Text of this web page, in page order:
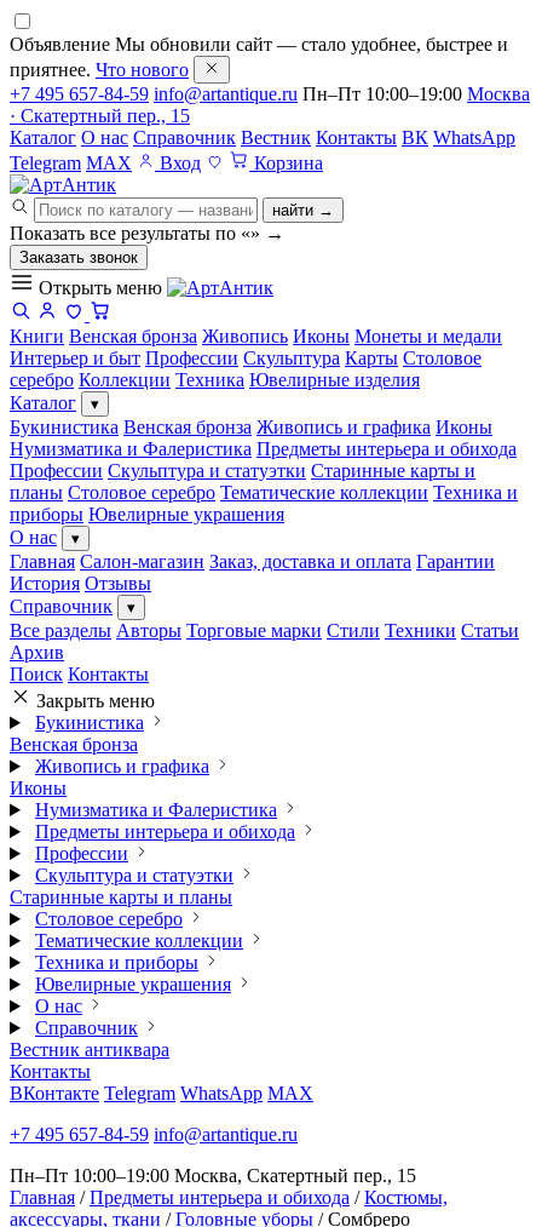
Объявление Мы обновили сайт — стало удобнее, быстрее и
приятнее. Что нового
+7 495 657-84-59 info@artantique.ru Пн–Пт 10:00–19:00 Москва
· Скатертный пер., 15
Каталог О нас Справочник Вестник Контакты ВК WhatsApp
Telegram MAX Вход Корзина
найти →
Показать все результаты по «» →
Заказать звонок
Открыть меню
Книги Венская бронза Живопись Иконы Монеты и медали
Интерьер и быт Профессии Скульптура Карты Столовое
серебро Коллекции Техника Ювелирные изделия
Каталог
▾
Букинистика Венская бронза Живопись и графика Иконы
Нумизматика и Фалеристика Предметы интерьера и обихода
Профессии Скульптура и статуэтки Старинные карты и
планы Столовое серебро Тематические коллекции Техника и
приборы Ювелирные украшения
О нас
▾
Главная Салон-магазин Заказ, доставка и оплата Гарантии
История Отзывы
Справочник
▾
Все разделы Авторы Торговые марки Стили Техники Статьи
Архив
Поиск Контакты
Закрыть меню
Букинистика
Венская бронза
Живопись и графика
Иконы
Нумизматика и Фалеристика
Предметы интерьера и обихода
Профессии
Скульптура и статуэтки
Старинные карты и планы
Столовое серебро
Тематические коллекции
Техника и приборы
Ювелирные украшения
О нас
Справочник
Вестник антиквара
Контакты
ВКонтакте Telegram WhatsApp MAX
+7 495 657-84-59 info@artantique.ru
Пн–Пт 10:00–19:00 Москва, Скатертный пер., 15
Главная / Предметы интерьера и обихода / Костюмы,
аксессуары, ткани / Головные уборы / Сомбреро